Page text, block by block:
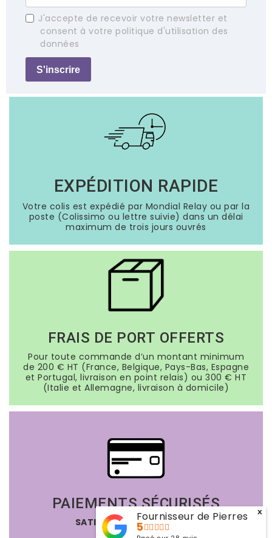
J'accepte de recevoir votre newsletter et
consent à votre politique d'utilisation des
données
S'inscrire
EXPÉDITION RAPIDE
Votre colis est expédié par Mondial Relay ou par la
poste (Colissimo ou lettre suivie) dans un délai
maximum de trois jours ouvrés
FRAIS DE PORT OFFERTS
Pour toute commande d’un montant minimum
de 200 € HT (France, Belgique, Pays-Bas, Espagne
et Portugal, livraison en point relais) ou 300 € HT
(Italie et Allemagne, livraison à domicile)
PAIEMENTS SÉCURISÉS
SATISFAIT OU REMBOURSÉFournisseur de Pierres
5
x